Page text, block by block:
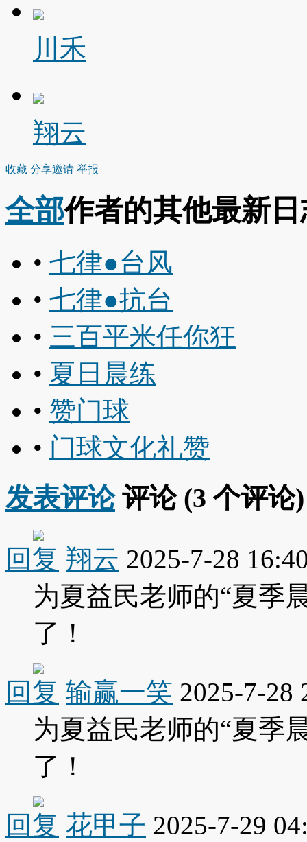
川禾
翔云
收藏 分享邀请 举报
全部作者的其他最新日
• 七律●台风
• 七律●抗台
• 三百平米任你狂
• 夏日晨练
• 赞门球
• 门球文化礼赞
发表评论评论 (3 个评论)
回复 翔云 2025-7-28
为夏益民老师的“夏季
了！
回复 输赢一笑 2025-7-28
为夏益民老师的“夏季
了！
回复 花甲子 2025-7-29